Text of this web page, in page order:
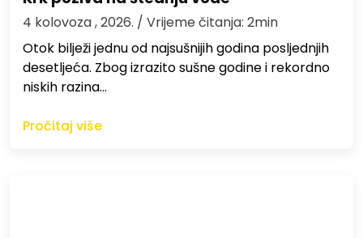
4 kolovoza , 2026. / Vrijeme čitanja: 2min
Otok bilježi jednu od najsušnijih godina posljednjih
desetljeća. Zbog izrazito sušne godine i rekordno
niskih razina…
Pročitaj više